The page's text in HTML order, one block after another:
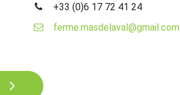
+33 (0)6 17 72 41 24
ferme.masdelaval@gmail.com